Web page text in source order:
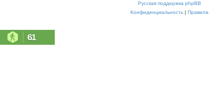
Русская поддержка phpBB
Конфиденциальность | Правила
61